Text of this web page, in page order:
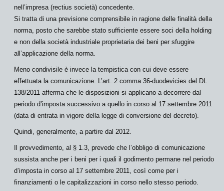
nell’impresa (rectius società) concedente.
Si tratta di una previsione comprensibile in ragione delle finalità della
norma, posto che sarebbe stato sufficiente essere soci della holding
e non della società industriale proprietaria dei beni per sfuggire
all’applicazione della norma.
Meno condivisile è invece la tempistica con cui deve essere
effettuata la comunicazione. L’art. 2 comma 36-duodevicies del DL
138/2011 afferma che le disposizioni si applicano a decorrere dal
periodo d’imposta successivo a quello in corso al 17 settembre 2011
(data di entrata in vigore della legge di conversione del decreto).
Quindi, generalmente, a partire dal 2012
Il provvedimento, al § 1.3, prevede che l’obbligo di comunicazione
sussista anche per i beni per i quali il godimento permane nel periodo
d’imposta in corso al 17 settembre 2011, così come per i
finanziamenti o le capitalizzazioni in corso nello stesso periodo.